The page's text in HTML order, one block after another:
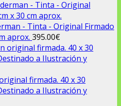
- Tinta - Original Firmado
aprox. 395.00€
firmada. 40 x 30
a Ilustración y